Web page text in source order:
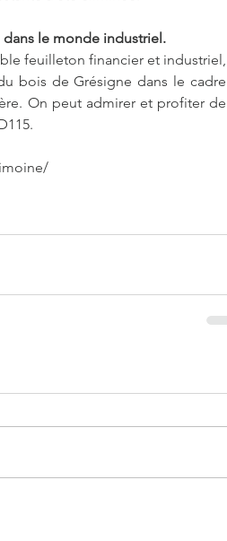
dans le monde industriel.
feuilleton financier et industriel,
bois de Grésigne dans le cadre
On peut admirer et profiter de